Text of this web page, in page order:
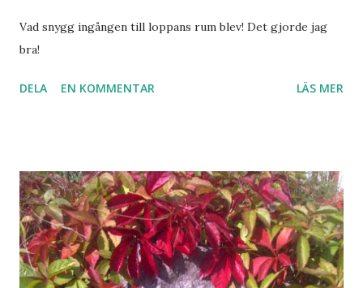
Vad snygg ingången till loppans rum blev! Det gjorde jag
bra!
DELA EN KOMMENTAR LÄS MER